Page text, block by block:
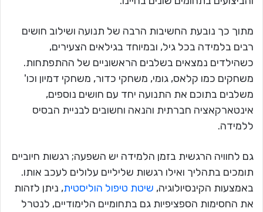
מתוך כך נובעת החשיבות הרבה של תנועה ושילוב חושים
רבים בלמידה בכל גיל, ובמיוחד בגילאים הצעירים,
כשהילדים נמצאים בשלבים הראשוניים של ההתפתחות.
משחקים כמו קלאס, גומי, משחקי כדור, משחקי דמיון וכו'
משלבים בתוכם את התנועה יחד עם חושים נוספים,
אינטארקאציה חברתית והנאה וחשובים לבניית הבסיס
ללמידה.
גם לחוויה הרגשית בזמן הלמידה יש השפעה; רגשות חיוביים
תומכים בתהליך ואילו רגשות שליליים עלולים לעכב אותו.
באמצעות הקינסיולוגיה, שיטת טיפול הוליסטית, ניתן לזהות
את החסימות הספציפיות גם בתחומיים הלימודיים, לנטרל